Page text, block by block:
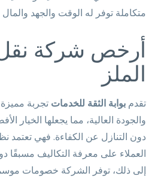
متكاملة توفر له الوقت والجهد
أرخص شركة
الملز
تقدم بوابة الثقة للخدمات تجربة
والجودة العالية، مما يجعلها الخيار
دون التنازل عن الكفاءة. فهي تعتمد
العملاء على معرفة التكاليف مسبقًا
إلى ذلك، توفر الشركة خصومات